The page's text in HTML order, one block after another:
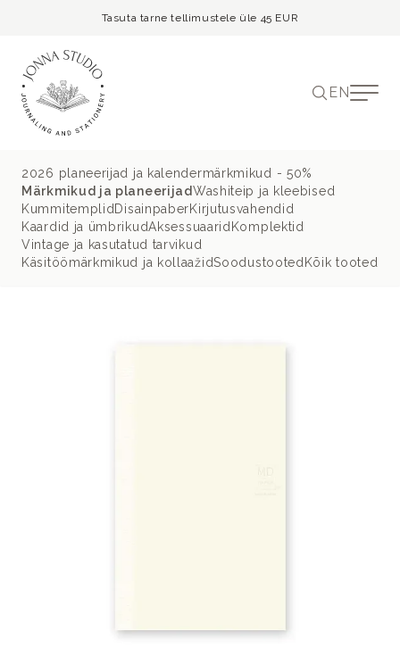
Tasuta tarne tellimustele üle 45 EUR
EN
2026 planeerijad ja kalendermärkmikud - 50%
Märkmikud ja planeerijadWashiteip ja kleebised
Kummitemplid DisainpaberKirjutusvahendid
Kaardid ja ümbrikudAksessuaarid Komplektid
Vintage ja kasutatud tarvikud
Käsitöömärkmikud ja kollaažidSoodustooted Kõik tooted